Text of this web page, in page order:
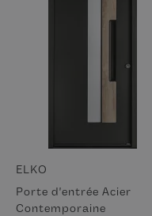
ELKO
Porte d'entrée Acier
Contemporaine